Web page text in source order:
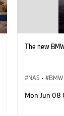
The new
NA5 · BMW
Mon Jun 08